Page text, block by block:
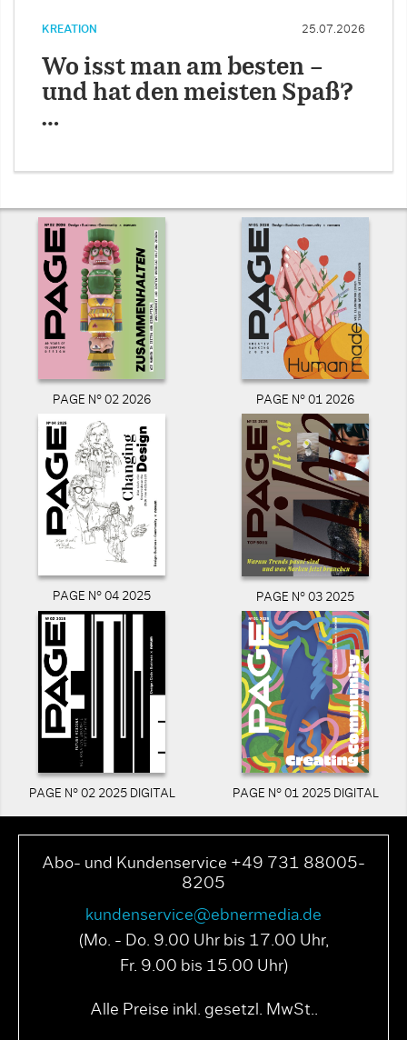
KREATION 25.07.2026
Wo isst man am besten –
und hat den meisten Spaß?
…
PAGE N° 02 2026 PAGE N° 01 2026
PAGE N° 04 2025 PAGE N° 03 2025
PAGE N° 02 2025 DIGITAL PAGE N° 01 2025 DIGITAL
Abo- und Kundenservice +49 731 88005-
8205
kundenservice@ebnermedia.de
(Mo. - Do. 9.00 Uhr bis 17.00 Uhr,
Fr. 9.00 bis 15.00 Uhr)
Alle Preise inkl. gesetzl. MwSt..